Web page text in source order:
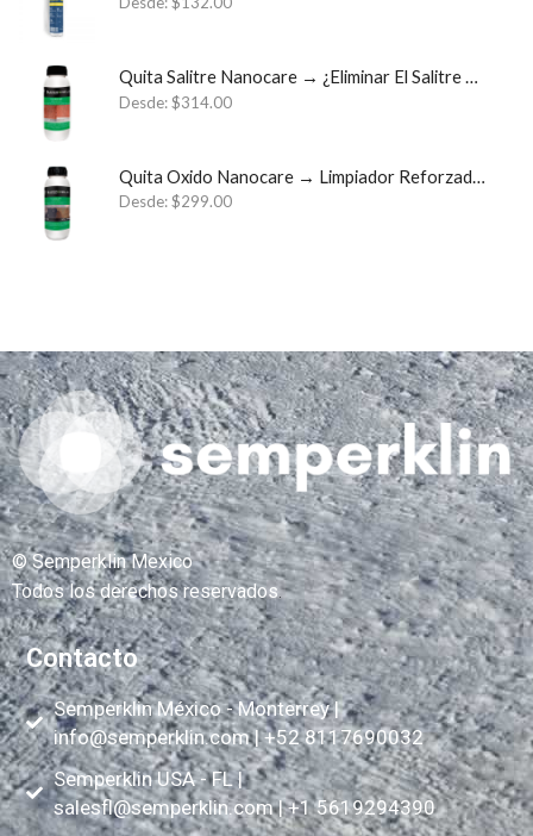
Quita Salitre Nanocare → ¿Eliminar El Salitre Para Siempre? ✓
Desde:$314.00
Quita Oxido Nanocare → Limpiador Reforzado Quita Óxido ✓
Desde:$299.00
© Semperklin Mexico
Todos los derechos reservados.
Contacto
Semperklin México - Monterrey |
info@semperklin.com| +52 8117690032
Semperklin USA - FL |
salesfl@semperklin.com| +1 5619294390